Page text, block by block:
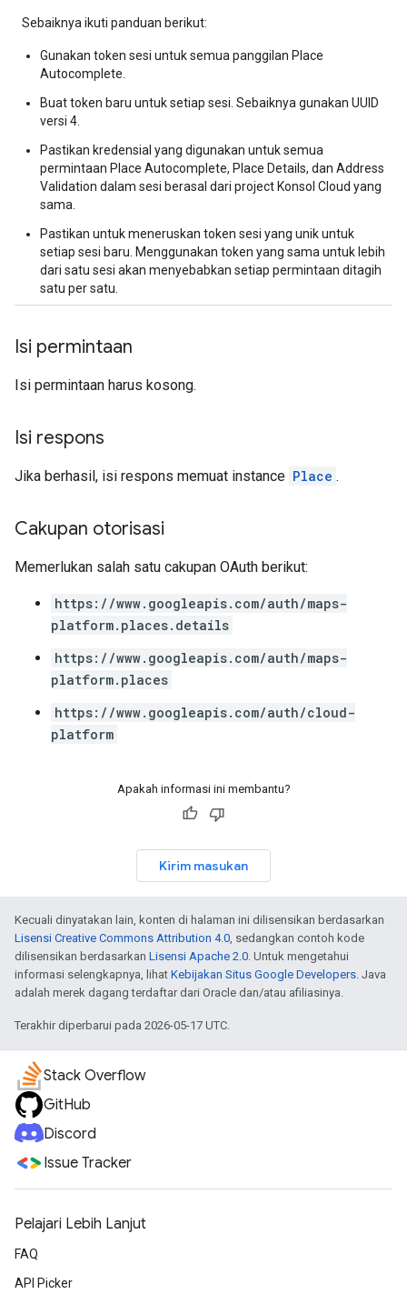
Sebaiknya ikuti panduan berikut:
Gunakan token sesi untuk semua panggilan Place
Autocomplete.
Buat token baru untuk setiap sesi. Sebaiknya gunakan UUID
versi 4.
Pastikan kredensial yang digunakan untuk semua
permintaan Place Autocomplete, Place Details, dan Address
Validation dalam sesi berasal dari project Konsol Cloud yang
sama.
Pastikan untuk meneruskan token sesi yang unik untuk
setiap sesi baru. Menggunakan token yang sama untuk lebih
dari satu sesi akan menyebabkan setiap permintaan ditagih
satu per satu.
Isi permintaan
Isi permintaan harus kosong.
Isi respons
Jika berhasil, isi respons memuat instance Place .
Cakupan otorisasi
Memerlukan salah satu cakupan OAuth berikut:
https://www.googleapis.com/auth/maps-
platform.places.details
https://www.googleapis.com/auth/maps-
platform.places
https://www.googleapis.com/auth/cloud-
platform
Apakah informasi ini membantu?
Kirim masukan
Kecuali dinyatakan lain, konten di halaman ini dilisensikan berdasarkan
Lisensi Creative Commons Attribution 4.0, sedangkan contoh kode
dilisensikan berdasarkan Lisensi Apache 2.0. Untuk mengetahui
informasi selengkapnya, lihat Kebijakan Situs Google Developers. Java
adalah merek dagang terdaftar dari Oracle dan/atau afiliasinya.
Terakhir diperbarui pada 2026-05-17 UTC.
Stack Overflow
GitHub
Discord
Issue Tracker
Pelajari Lebih Lanjut
FAQ
API Picker